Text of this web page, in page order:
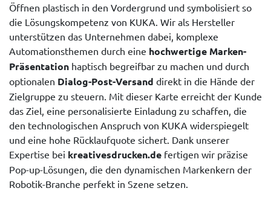
Öffnen plastisch in den Vordergrund und symbolisiert so
die Lösungskompetenz von KUKA. Wir als Hersteller
unterstützen das Unternehmen dabei, komplexe
Automationsthemen durch eine hochwertige Marken-
Präsentation haptisch begreifbar zu machen und durch
optionalen Dialog-Post-Versand direkt in die Hände der
Zielgruppe zu steuern. Mit dieser Karte erreicht der Kunde
das Ziel, eine personalisierte Einladung zu schaffen, die
den technologischen Anspruch von KUKA widerspiegelt
und eine hohe Rücklaufquote sichert. Dank unserer
Expertise bei kreativesdrucken.de fertigen wir präzise
Pop-up-Lösungen, die den dynamischen Markenkern der
Robotik-Branche perfekt in Szene setzen.